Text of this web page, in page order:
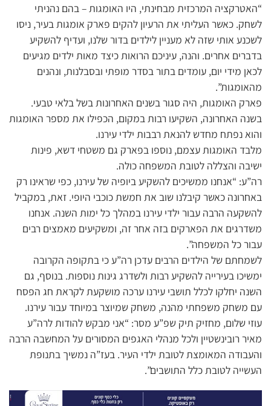
“האטרקציה המרכזית מבחינתי, היו האומגות – בהם נהניתי
לשחק. כאשר העליתי את הרעיון להקים פארק אומגות בעיר, ניסו
לשכנע אותי שזה לא מעניין לילדים בדור שלנו, ועדיף להשקיע
בדברים אחרים. והנה, עיניכם הרואות כיצד מאות ילדים מגיעים
לכאן מידי יום, עומדים בתור בסדר מופתי ובסבלנות, ונהנים
מהאומגות”.
פארק האומגות, היה סגור בשנים האחרונות בשל בלאי טבעי.
בשנה האחרונה, השקיעו רבות במקום, הכפילו את מספר האומגות
והוא נפתח מחדש להנאת רבבות ילדי עירנו.
מלבד האומגות עצמם, נוספו בפארק גם משטחי דשא, פינות
ישיבה והצללה לטובת המשפחה כולה.
רה”ע: “אנחנו ממשיכים להשקיע ביופיה של עירנו, כפי שראינו רק
באחרונה כאשר קיבלנו שוב את חמשת כוכבי היופי. זאת, במקביל
להשקעה הרבה עבור ילדי עירנו במהלך כל ימות השנה. אנחנו
משדרגים את הפארקים בזה אחר זה, ומשקיעים מאמצים רבים
עבור כל המשפחה”.
לשמחתם של הילדים הרבים עדכן רה”ע כי בתקופה הקרובה
ימשיכו בעירייה להשקיע רבות ולשדרג גינות נוספות. בנוסף, גם
השנה יחלקו לכלל תושבי עירנו ערכה מושקעת לקראת חג הפסח
עם משחק משפחתי מהנה, משחק שמיוצר במיוחד עבור עירנו.
עוזי שלום, מחזיק תיק שפ”ע מסר: “אני מבקש להודות לרה”ע
מאיר רובינשטיין ולכל מנהלי האגפים המסורים על המחשבה הרבה
והעבודה המאומצת לטובת ילדי העיר. בעז”ה נמשיך בתנופת
העשייה לטובת כלל התושבים”.